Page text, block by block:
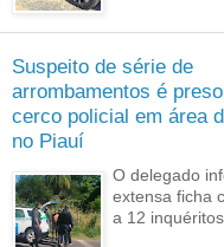
Suspeito de série de
arrombamentos é
cerco policial em área
no Piauí
O delegado
extensa ficha
a 12